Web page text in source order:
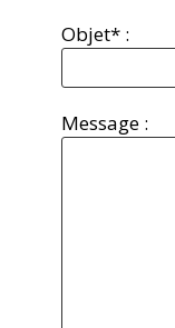
Objet* :
Message :